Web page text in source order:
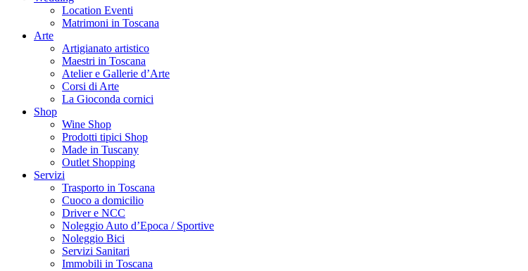
Location Eventi
Matrimoni in Toscana
Arte
Artigianato artistico
Maestri in Toscana
Atelier e Gallerie d’Arte
Corsi di Arte
La Gioconda cornici
Shop
Wine Shop
Prodotti tipici Shop
Made in Tuscany
Outlet Shopping
Servizi
Trasporto in Toscana
Cuoco a domicilio
Driver e NCC
Noleggio Auto d’Epoca / Sportive
Noleggio Bici
Servizi Sanitari
Immobili in Toscana